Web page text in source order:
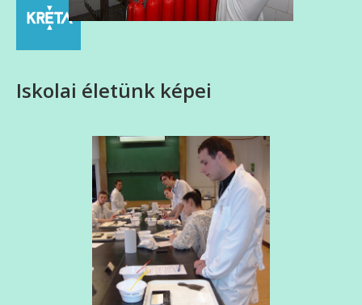
Iskolai életünk képei